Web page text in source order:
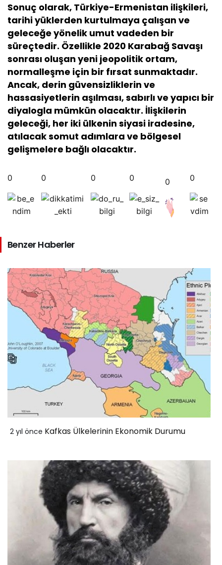
Sonuç olarak, Türkiye-Ermenistan ilişkileri,
tarihi yüklerden kurtulmaya çalışan ve
geleceğe yönelik umut vadeden bir
süreçtedir. Özellikle 2020 Karabağ Savaşı
sonrası oluşan yeni jeopolitik ortam,
normalleşme için bir fırsat sunmaktadır.
Ancak, derin güvensizliklerin ve
hassasiyetlerin aşılması, sabırlı ve yapıcı bir
diyalogla mümkün olacaktır. İlişkilerin
geleceği, her iki ülkenin siyasi iradesine,
atılacak somut adımlara ve bölgesel
gelişmelere bağlı olacaktır.
0 0 0 0 0 0
Benzer Haberler
2 yıl önce Kafkas Ülkelerinin Ekonomik Durumu